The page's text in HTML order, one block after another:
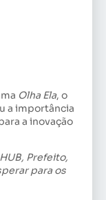
Olha Ela, o
a importância
a inovação
Prefeito,
para os